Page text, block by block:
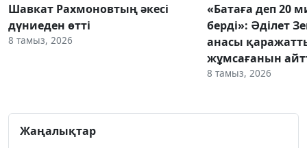
Шавкат Рахмоновтың әкесі
дүниеден өтті
8 тамыз, 2026
«Батаға деп 20
берді»: Әділет
анасы
жұмсағанын
8 тамыз, 2026
Жаңалықтар